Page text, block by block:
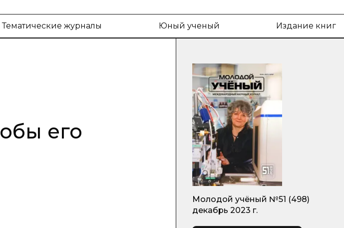
Тематические журналы Юный ученый Издание книг
его
Молодой учёный №51 (498)
декабрь 2023 г.